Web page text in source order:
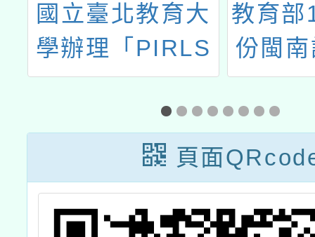
國立臺北教育大
學辦理「PIRLS
2021閱讀素養文
本與命題分析工
作坊」
教育部
份閩
力認
頁面